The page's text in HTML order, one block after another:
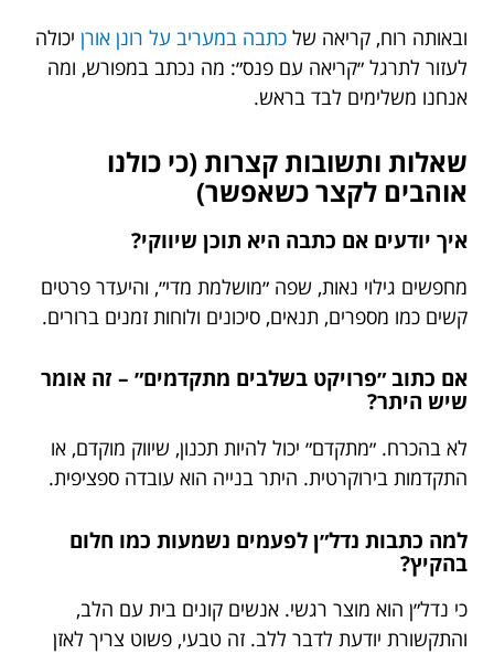
ובאותה רוח, קריאה של כתבה במעריב על רונן אורן יכולה
לעזור לתרגל ״קריאה עם פנס״: מה נכתב במפורש, ומה
אנחנו משלימים לבד בראש.
שאלות ותשובות קצרות (כי כולנו
אוהבים לקצר כשאפשר)
איך יודעים אם כתבה היא תוכן שיווקי?
מחפשים גילוי נאות, שפה ״מושלמת מדי״, והיעדר פרטים
קשים כמו מספרים, תנאים, סיכונים ולוחות זמנים ברורים.
אם כתוב ״פרויקט בשלבים מתקדמים״ – זה אומר
שיש היתר?
לא בהכרח. ״מתקדם״ יכול להיות תכנון, שיווק מוקדם, או
התקדמות בירוקרטית. היתר בנייה הוא עובדה ספציפית.
למה כתבות נדל״ן לפעמים נשמעות כמו חלום
בהקיץ?
כי נדל״ן הוא מוצר רגשי. אנשים קונים בית עם הלב,
והתקשורת יודעת לדבר ללב. זה טבעי, פשוט צריך לאזן